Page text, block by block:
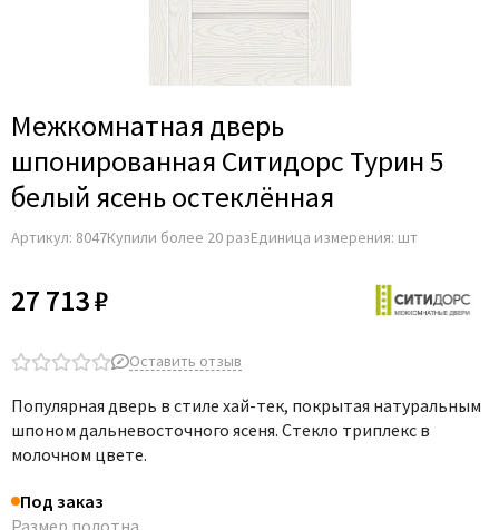
Aldeghi Luigi
Archie
Armadillo
Aurum Doors
Bravo
Comaglio
Dircode
Межкомнатная дверь
шпонированная Ситидорс Турин 5
белый ясень остеклённая
Артикул: 8047Купили более 20 разЕдиница измерения: шт
27 713 ₽
Оставить отзыв
Популярная дверь в стиле хай-тек, покрытая натуральным
шпоном дальневосточного ясеня. Стекло триплекс в
молочном цвете.
Под заказ